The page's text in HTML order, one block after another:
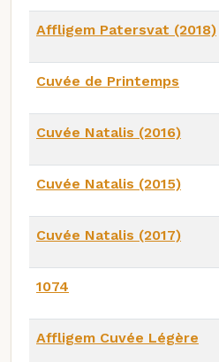
Affligem Patersvat (2018)
Cuvée de Printemps
Cuvée Natalis (2016)
Cuvée Natalis (2015)
Cuvée Natalis (2017)
1074
Affligem Cuvée Légère